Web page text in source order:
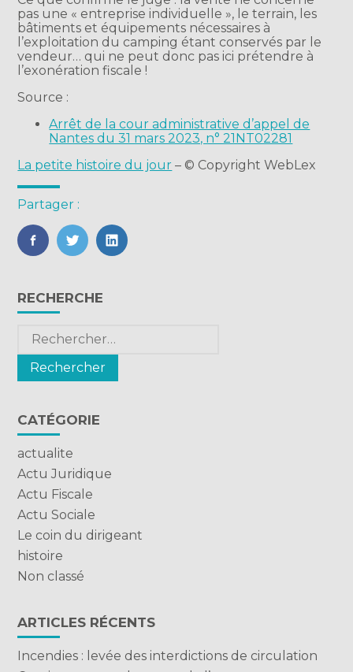
pas une « entreprise individuelle », le terrain, les
bâtiments et équipements nécessaires à
l’exploitation du camping étant conservés par le
vendeur… qui ne peut donc pas ici prétendre à
l’exonération fiscale !
Source :
Arrêt de la cour administrative d’appel de
Nantes du 31 mars 2023, n° 21NT02281
La petite histoire du jour – © Copyright WebLex
Partager :
FaceBook
TwitterLinkedIn
Blog
sidebar
RECHERCHE
Rechercher :
CATÉGORIE
actualite
Actu Juridique
Actu Fiscale
Actu Sociale
Le coin du dirigeant
histoire
Non classé
ARTICLES RÉCENTS
Incendies : levée des interdictions de circulation